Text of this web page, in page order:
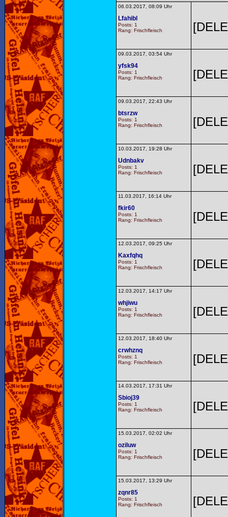
06.03.2017, 08:09 Uhr
Lfahibl
Posts: 1
Rang: Frischfleisch
09.03.2017, 03:54 Uhr
yfsk94
Posts: 1
Rang: Frischfleisch
09.03.2017, 22:43 Uhr
btsrzw
Posts: 1
Rang: Frischfleisch
10.03.2017, 19:28 Uhr
Udnbakv
Posts: 1
Rang: Frischfleisch
11.03.2017, 16:14 Uhr
fkir60
Posts: 1
Rang: Frischfleisch
12.03.2017, 09:25 Uhr
Kaxfqhq
Posts: 1
Rang: Frischfleisch
12.03.2017, 14:17 Uhr
whjiwu
Posts: 1
Rang: Frischfleisch
12.03.2017, 18:40 Uhr
crwhznq
Posts: 1
Rang: Frischfleisch
14.03.2017, 17:31 Uhr
Sbioj39
Posts: 1
Rang: Frischfleisch
15.03.2017, 02:02 Uhr
oziluw
Posts: 1
Rang: Frischfleisch
15.03.2017, 13:29 Uhr
zqnr85
Posts: 1
Rang: Frischfleisch